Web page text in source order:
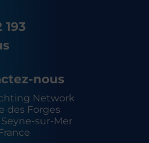
193
nous
Network
des Forges
sur-Mer